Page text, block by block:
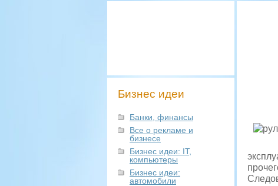
Бизнес идеи
Банки, финансы
Все о рекламе и
бизнесе
Бизнес идеи: IT,
компьютеры
Бизнес идеи:
автомобили